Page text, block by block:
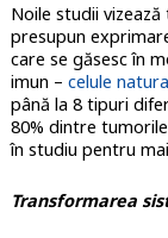
Noile studii
presupun
care se găsesc în
imun – celule
până la 8 tipuri
80% dintre
în studiu pentru
Transformarea